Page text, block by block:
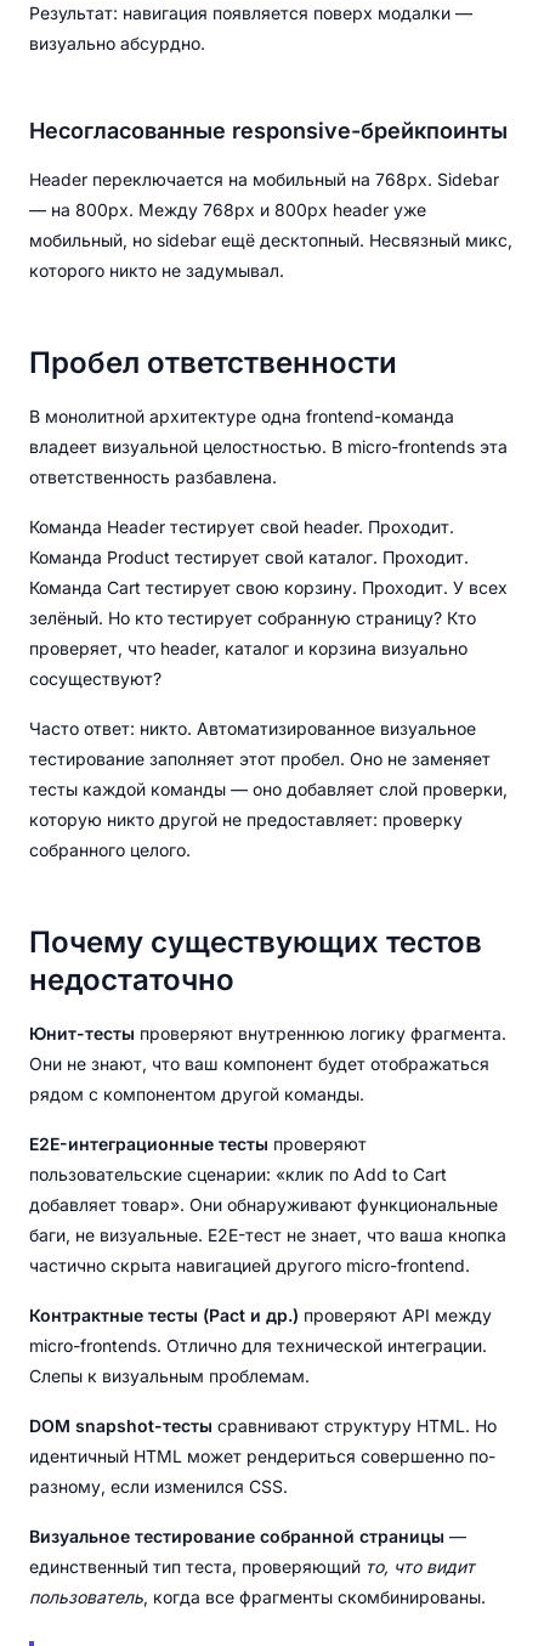
Результат: навигация появляется поверх модалки —
визуально абсурдно.
Несогласованные responsive-брейкпоинты
Header переключается на мобильный на 768px. Sidebar
— на 800px. Между 768px и 800px header уже
мобильный, но sidebar ещё десктопный. Несвязный микс,
которого никто не задумывал.
Пробел ответственности
В монолитной архитектуре одна frontend-команда
владеет визуальной целостностью. В micro-frontends эта
ответственность разбавлена.
Команда Header тестирует свой header. Проходит.
Команда Product тестирует свой каталог. Проходит.
Команда Cart тестирует свою корзину. Проходит. У всех
зелёный. Но кто тестирует собранную страницу? Кто
проверяет, что header, каталог и корзина визуально
сосуществуют?
Часто ответ: никто. Автоматизированное визуальное
тестирование заполняет этот пробел. Оно не заменяет
тесты каждой команды — оно добавляет слой проверки,
которую никто другой не предоставляет: проверку
собранного целого.
Почему существующих тестов
недостаточно
Юнит-тесты проверяют внутреннюю логику фрагмента.
Они не знают, что ваш компонент будет отображаться
рядом с компонентом другой команды.
E2E-интеграционные тесты проверяют
пользовательские сценарии: «клик по Add to Cart
добавляет товар». Они обнаруживают функциональные
баги, не визуальные. E2E-тест не знает, что ваша кнопка
частично скрыта навигацией другого micro-frontend.
Контрактные тесты (Pact и др.) проверяют API между
micro-frontends. Отлично для технической интеграции.
Слепы к визуальным проблемам.
DOM snapshot-тесты сравнивают структуру HTML. Но
идентичный HTML может рендериться совершенно по-
разному, если изменился CSS.
Визуальное тестирование собранной страницы —
единственный тип теста, проверяющий то, что видит
пользователь, когда все фрагменты скомбинированы.